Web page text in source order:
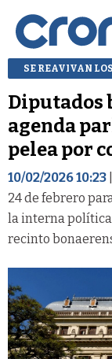
SE REAVIVAN
Diputados
agenda
pelea por
10/02/2026 10:23
24 de febrero
la interna
recinto